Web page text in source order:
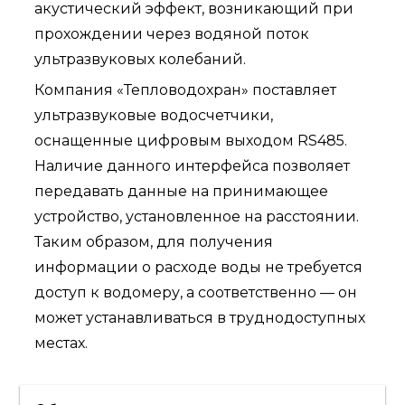
акустический эффект, возникающий при
прохождении через водяной поток
ультразвуковых колебаний.
Компания «Тепловодохран» поставляет
ультразвуковые водосчетчики,
оснащенные цифровым выходом RS485.
Наличие данного интерфейса позволяет
передавать данные на принимающее
устройство, установленное на расстоянии.
Таким образом, для получения
информации о расходе воды не требуется
доступ к водомеру, а соответственно — он
может устанавливаться в труднодоступных
местах.